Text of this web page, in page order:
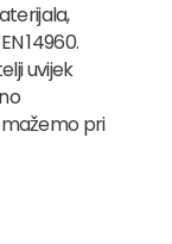
14960.
uvijek
pri